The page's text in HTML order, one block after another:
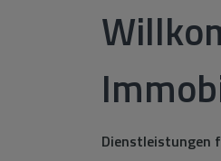
Dienstleistungen